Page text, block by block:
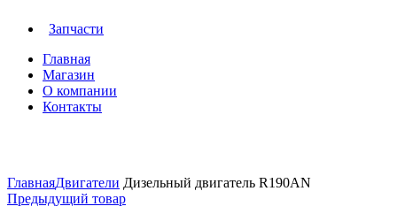
Запчасти
Главная
Магазин
О компании
Контакты
ГлавнаяДвигатели Дизельный двигатель R190AN
Предыдущий товар